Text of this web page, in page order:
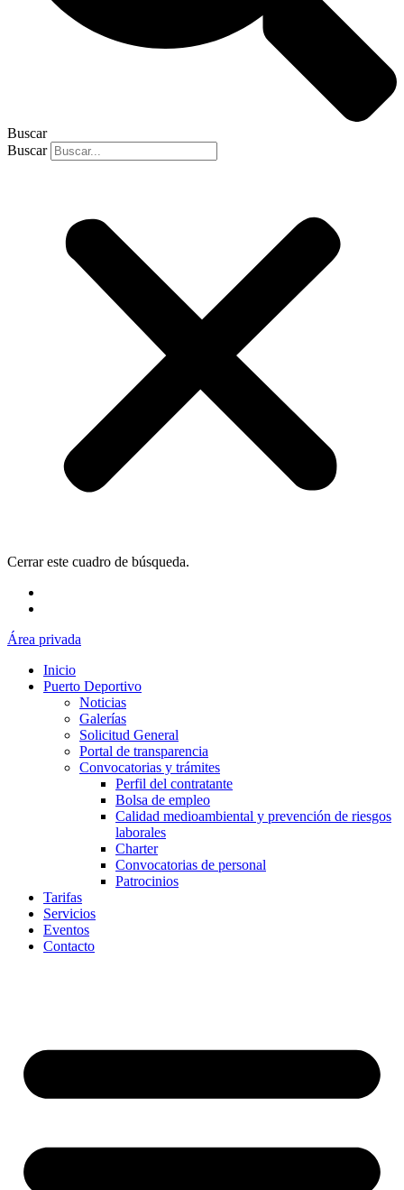
Buscar
Buscar
Cerrar este cuadro de búsqueda.
Área privada
Inicio
Puerto Deportivo
Noticias
Galerías
Solicitud General
Portal de transparencia
Convocatorias y trámites
Perfil del contratante
Bolsa de empleo
Calidad medioambiental y prevención de riesgos
laborales
Charter
Convocatorias de personal
Patrocinios
Tarifas
Servicios
Eventos
Contacto